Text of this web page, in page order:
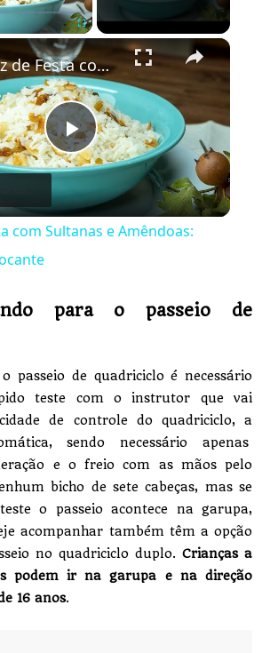
Fullscreen ×
Play
Video
Arroz de Festa com Sultanas e Amêndoas: Soltinho e Crocante
com Sultanas e Amêndoas:
para o passeio de
passeio de quadriciclo é necessário
teste com o instrutor que vai
de controle do quadriciclo, a
sendo necessário apenas
e o freio com as mãos pelo
bicho de sete cabeças, mas se
o passeio acontece na garupa,
acompanhar também têm a opção
no quadriciclo duplo. Crianças a
podem ir na garupa e na direção
16 anos.